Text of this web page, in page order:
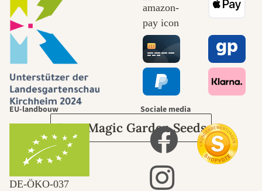
naar onszelf
leidt door de
tuin.
Over Magic Garden Seeds
EU-landbouw
DE‑ÖKO‑037
Sociale media